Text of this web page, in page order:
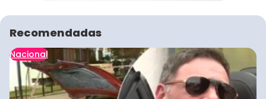
Recomendadas
Nacional